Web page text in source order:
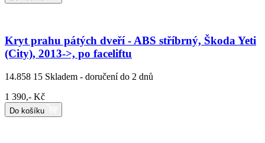
Kryt prahu pátých dveří - ABS stříbrný, Škoda Yeti
(City), 2013->, po faceliftu
14.858 15 Skladem - doručení do 2 dnů
1 390,- Kč
Do košíku